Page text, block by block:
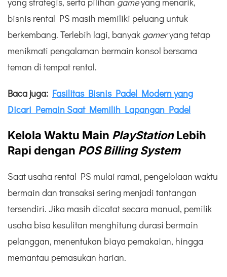
bisnis rental PS masih memiliki peluang untuk
berkembang. Terlebih lagi, banyak gameryang tetap
menikmati pengalaman bermain konsol bersama
teman di tempat rental.
Baca juga: Fasilitas Bisnis Padel Modern yang
Dicari Pemain Saat Memilih Lapangan Padel
Kelola Waktu Main PlayStation Lebih
Rapi dengan POSBilling System
Saat usaha rental PS mulai ramai, pengelolaan waktu
bermain dan transaksi sering menjadi tantangan
tersendiri. Jika masih dicatat secara manual, pemilik
usaha bisa kesulitan menghitung durasi bermain
pelanggan, menentukan biaya pemakaian, hingga
memantau pemasukan harian.